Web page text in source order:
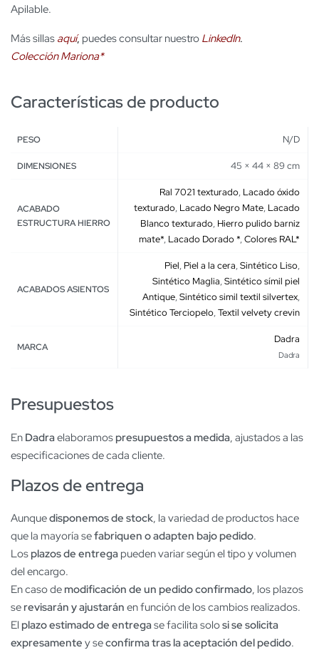
Apilable.
Más sillas aquí, puedes consultar nuestro LinkedIn.
Colección Mariona*
Características de producto
PESO N/D
DIMENSIONES 45 × 44 × 89 cm
ACABADO
ESTRUCTURA HIERRO
Ral 7021 texturado, Lacado óxido
texturado, Lacado Negro Mate, Lacado
Blanco texturado, Hierro pulido barniz
mate*, Lacado Dorado *,Colores RAL*
ACABADOS ASIENTOS
Piel, Piel a la cera,Sintético Liso,
Sintético Maglia,Sintético símil piel
Antique,Sintético simil textil silvertex,
Sintético Terciopelo,Textil velvety crevin
MARCA
Dadra
Dadra
Presupuestos
En Dadraelaboramos presupuestos a medida, ajustados a las
especificaciones de cada cliente.
Plazos de entrega
Aunquedisponemos de stock, la variedad de productos hace
que la mayoría sefabriquen o adapten bajo pedido.
Los plazos de entrega pueden variar según el tipo y volumen
del encargo.
En caso de modificación de un pedido confirmado, los plazos
se revisarán y ajustarán en función de los cambios realizados.
El plazo estimado de entregase facilita solosi se solicita
expresamente y seconfirma tras la aceptación del pedido.